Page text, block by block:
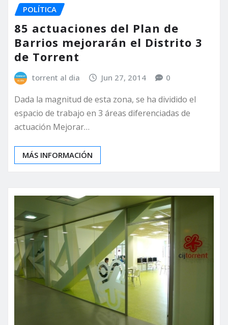
POLÍTICA
85 actuaciones del Plan de
Barrios mejorarán el Distrito 3
de Torrent
torrent al dia Jun 27, 2014 0
Dada la magnitud de esta zona, se ha dividido el
espacio de trabajo en 3 áreas diferenciadas de
actuación Mejorar…
MÁS INFORMACIÓN